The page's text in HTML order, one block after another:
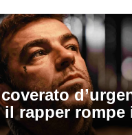
il rapper rompe
la notte in